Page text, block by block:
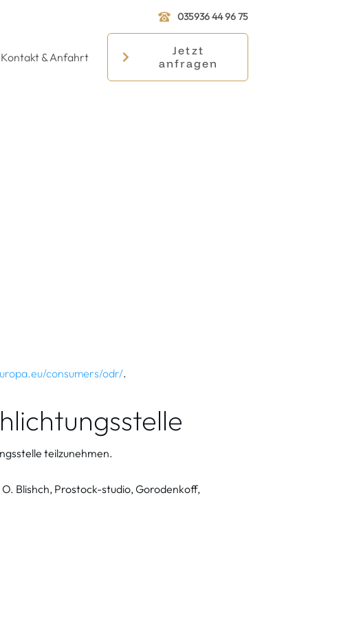
035936 44 96 75
Kontakt & Anfahrt
Jetzt
anfragen
consumers/odr/.
teilzunehmen.
Blishch, Prostock-studio, Gorodenkoff,